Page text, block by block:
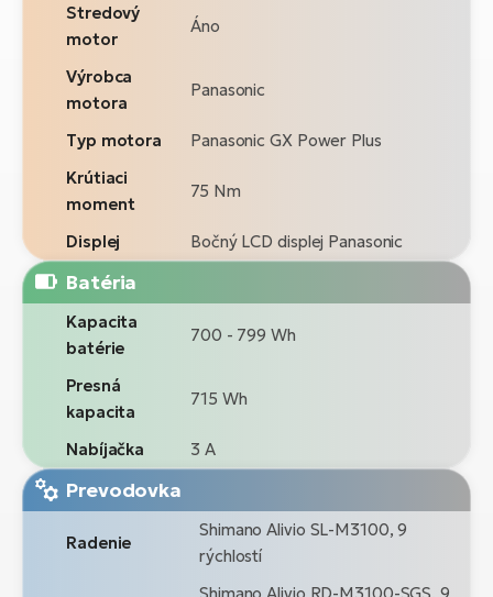
Stredový
motor
Áno
Výrobca
motora
Panasonic
Typ motora
Panasonic GX Power Plus
Krútiaci
moment
75 Nm
Displej Bočný LCD displej Panasonic
Batéria
Kapacita
batérie
700 - 799 Wh
Presná
kapacita
715 Wh
Nabíjačka 3 A
Prevodovka
Radenie
Shimano Alivio SL-M3100, 9
rýchlostí